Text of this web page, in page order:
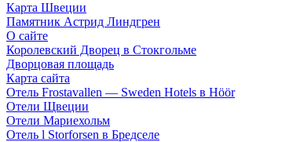
Карта Швеции
Памятник Астрид Линдгрен
О сайте
Королевский Дворец в Стокгольме
Дворцовая площадь
Карта сайта
Отель Frostavallen — Sweden Hotels в Höör
Отели Щвеции
Отели Мариехольм
Отель l Storforsen в Бредселе